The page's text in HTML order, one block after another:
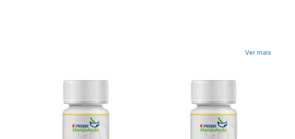
Ver mais